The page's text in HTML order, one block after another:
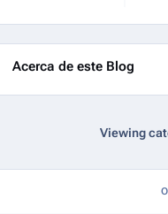
Acerca de este Blog
Viewing